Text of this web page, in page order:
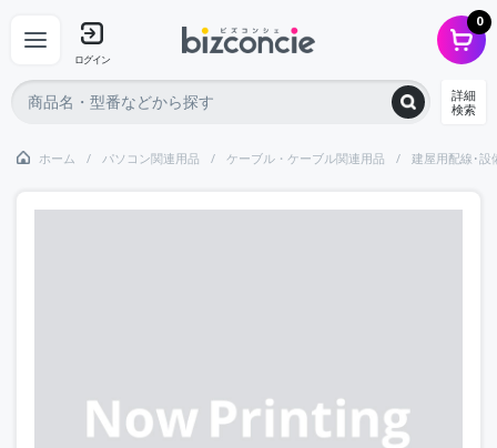
ログイン
0
詳細
検索
ホーム パソコン関連用品 ケーブル・ケーブル関連用品 建屋用配線･設